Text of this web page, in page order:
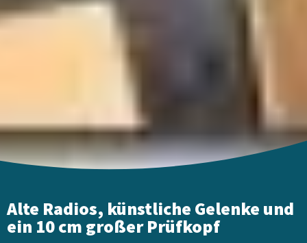
Alte Radios, künstliche Gelenke und
ein 10 cm großer Prüfkopf